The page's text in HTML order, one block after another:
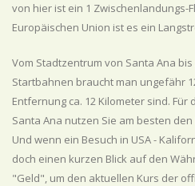
von hier ist ein 1 Zwischenlandungs-
Europäischen Union ist es ein
Vom Stadtzentrum von Santa Ana
Startbahnen braucht man ungefähr
Entfernung ca. 12 Kilometer sind.
Santa Ana nutzen Sie am besten
Und wenn ein Besuch in USA -
doch einen kurzen Blick auf den
"Geld", um den aktuellen Kurs der